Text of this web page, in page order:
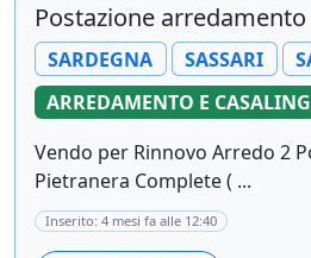
Postazione arredamento
SARDEGNA SASSARI
ARREDAMENTO E
Vendo per Rinnovo Arredo 2
Pietranera Complete ( ...
Inserito: 4 mesi fa alle 12:40